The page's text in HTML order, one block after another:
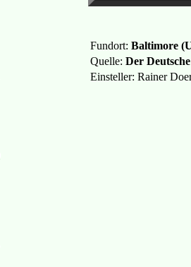
Fundort: Baltimore
Quelle: Der
Einsteller: Rainer